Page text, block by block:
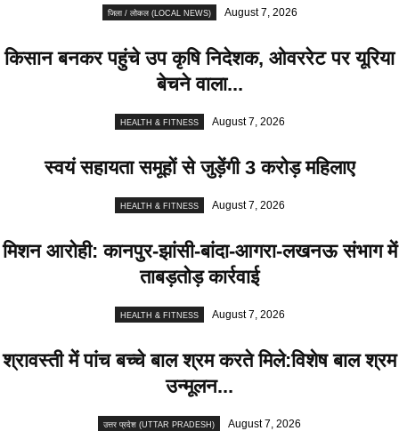
जिला / लोकल (LOCAL NEWS) August 7, 2026
किसान बनकर पहुंचे उप कृषि निदेशक, ओवररेट पर यूरिया
बेचने वाला...
HEALTH & FITNESS August 7, 2026
स्वयं सहायता समूहों से जुड़ेंगी 3 करोड़ महिलाए
HEALTH & FITNESS August 7, 2026
मिशन आरोही: कानपुर-झांसी-बांदा-आगरा-लखनऊ संभाग में
ताबड़तोड़ कार्रवाई
HEALTH & FITNESS August 7, 2026
श्रावस्ती में पांच बच्चे बाल श्रम करते मिले:विशेष बाल श्रम
उन्मूलन...
उत्तर प्रदेश (UTTAR PRADESH) August 7, 2026